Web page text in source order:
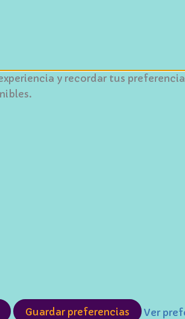
y recordar tus
Guardar preferencias
Ver